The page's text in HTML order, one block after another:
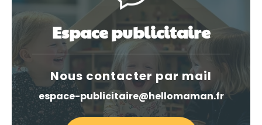
Espace publicitaire
Nous contacter par mail
espace-publicitaire@hellomaman.fr